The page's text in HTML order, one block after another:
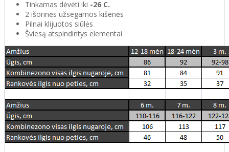
Tinkamas dėvėti iki -26 C.
2 išorinės užsegamos kišenės
Pilnai klijuotos siūlės
Šviesą atspindintys elementai